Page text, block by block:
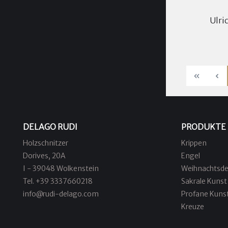
DELAGO RUDI
Holzschnitzer
Dorives, 20A
I - 39048 Wolkenstein
Tel. +39 3337660218
info@rudi-delago.com
PRODUKTE
Krippen
Engel
Sakrale Kunst
Profane
Kreuze